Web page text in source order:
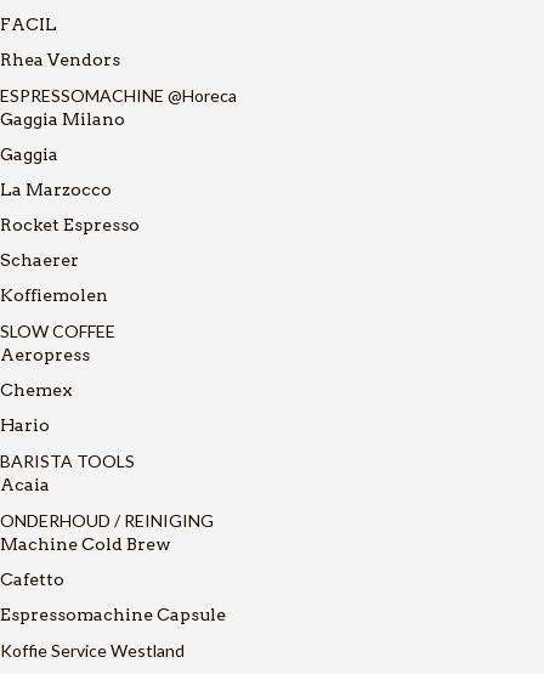
FACIL
Rhea Vendors
ESPRESSOMACHINE @Horeca
Gaggia Milano
Gaggia
La Marzocco
Rocket Espresso
Schaerer
Koffiemolen
SLOW COFFEE
Aeropress
Chemex
Hario
BARISTA TOOLS
Acaia
ONDERHOUD / REINIGING
Machine Cold Brew
Cafetto
Espressomachine Capsule
Koffie Service Westland